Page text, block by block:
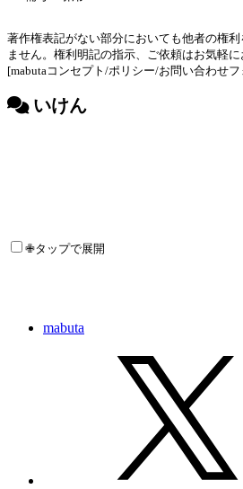
著作権表記がない部分においても他者の権
ません。権利明記の指示、ご依頼はお気軽に
[mabutaコンセプト/ポリシー/お問い合わせフ
いけん
✙タップで展開
mabuta